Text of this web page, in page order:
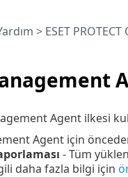
> ESET
Agent ilkesi
Agent için
- Tüm
daha fazla bilgi için